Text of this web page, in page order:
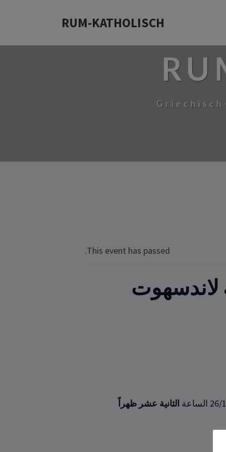
RUM-KATHOLISCH
This event has passed.
لاندسهوت
الثانية عشر ظهراً